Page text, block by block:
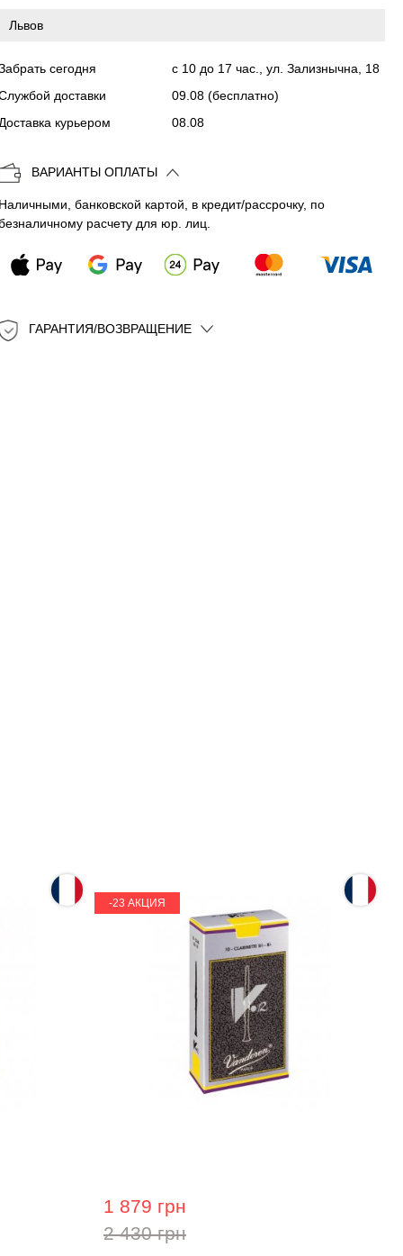
Копировать
сегодня
с 10 до 17 час., ул. Зализнычна, 18
доставки
09.08 (бесплатно)
Доставка курьером
08.08
ВАРИАНТЫ ОПЛАТЫ
Наличными, банковской картой, в кредит/рассрочку, по
расчету для юр. лиц.
ГАРАНТИЯ/ВОЗВРАЩЕНИЕ
-23 АКЦИЯ
1 879 грн
2 430 грн